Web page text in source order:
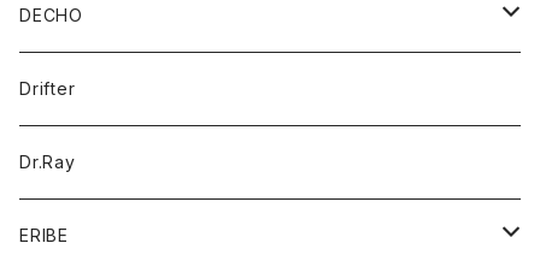
パーカー
カードケース
バッグ
アウター
コート
ジャケット
アクセサリー
バッグ
キッズ
シャツ
グッズ
DECHO
帽子
Drifter
Dr.Ray
ERIBE